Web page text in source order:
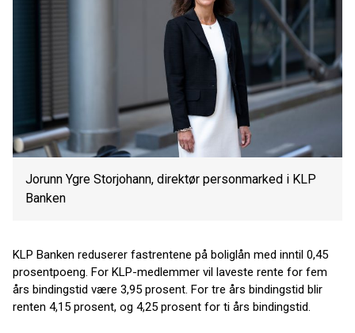
Jorunn Ygre Storjohann, direktør personmarked i KLP
Banken
KLP Banken reduserer fastrentene på boliglån med inntil 0,45
prosentpoeng. For KLP-medlemmer vil laveste rente for fem
års bindingstid være 3,95 prosent. For tre års bindingstid blir
renten 4,15 prosent, og 4,25 prosent for ti års bindingstid.